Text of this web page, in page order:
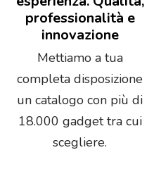
professionalità e
innovazione
Mettiamo a tua
completa disposizione
un catalogo con più di
18.000 gadget tra cui
scegliere.